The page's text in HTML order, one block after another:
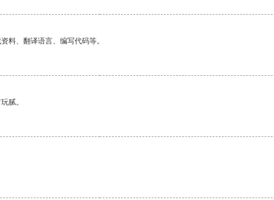
料、翻译语言、编写代码等。
腻。